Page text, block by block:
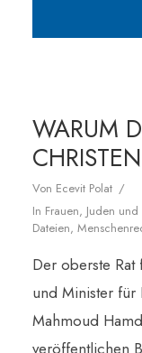
WARUM
Von Ecevit Polat
In Frauen, Juden und
Dateien,
Der oberste Rat
und Minister für
Mahmoud
veröffentlichen